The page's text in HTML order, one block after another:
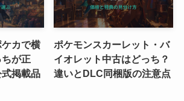
カで横
が正
掲載品
ポケモンスカーレット・バ
イオレット中古はどっち？
違いとDLC同梱版の注意点